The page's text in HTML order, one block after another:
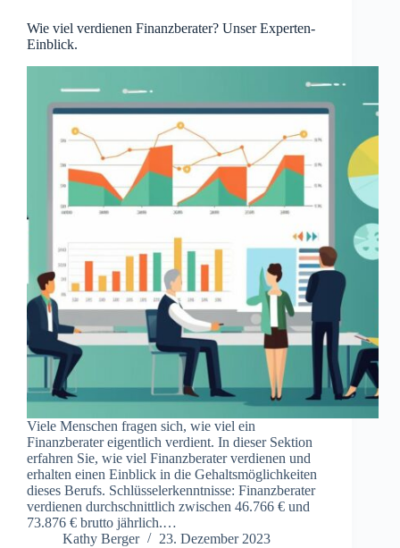
Wie viel verdienen Finanzberater? Unser Experten-
Einblick.
Viele Menschen fragen sich, wie viel ein
Finanzberater eigentlich verdient. In dieser Sektion
erfahren Sie, wie viel Finanzberater verdienen und
erhalten einen Einblick in die Gehaltsmöglichkeiten
dieses Berufs. Schlüsselerkenntnisse: Finanzberater
verdienen durchschnittlich zwischen 46.766 € und
73.876 € brutto jährlich.…
Kathy Berger
23. Dezember 2023